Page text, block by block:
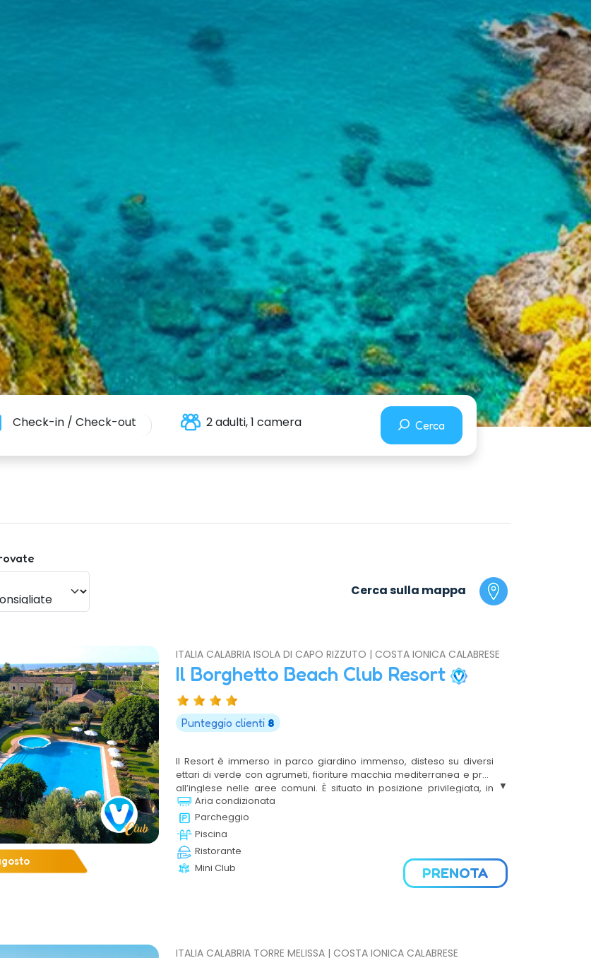
Check-in / Check-out 2 adulti, 1 camera Cerca
Cerca sulla mappa
ITALIA CALABRIA ISOLA DI CAPO RIZZUTO | COSTA IONICA CALABRESE
Il Borghetto Beach Club Resort
Punteggio clienti 8
Il Resort è immerso in parco giardino immenso, disteso su diversi
ettari di verde con agrumeti, fioriture macchia mediterranea e prati
all’inglese nelle aree comuni. È situato in posizione privilegiata, in
un’oasi di naturale di sabbia fine, con mare a fondale basso effetto
laguna, protetta da vegetazione e racchiusa tra scogliere. Il Resort è
composto da un grande viale di entrata alberato che porta alla Club
House dove è posizionato il ricevimento e dove il relax si consuma
nelle sale soggiorno rifinite con estrema cura e dall’atmosfera calda
ed elegante.
Aria condizionata
Parcheggio
Piscina
Ristorante
Mini Club
PRENOTA
ITALIA CALABRIA TORRE MELISSA | COSTA IONICA CALABRESE